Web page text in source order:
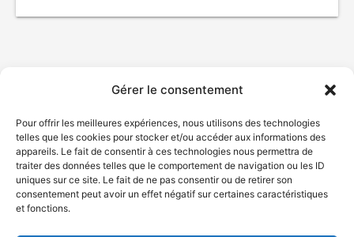
Gérer le consentement
Pour offrir les meilleures expériences, nous utilisons des technologies
telles que les cookies pour stocker et/ou accéder aux informations des
appareils. Le fait de consentir à ces technologies nous permettra de
traiter des données telles que le comportement de navigation ou les ID
uniques sur ce site. Le fait de ne pas consentir ou de retirer son
consentement peut avoir un effet négatif sur certaines caractéristiques
et fonctions.